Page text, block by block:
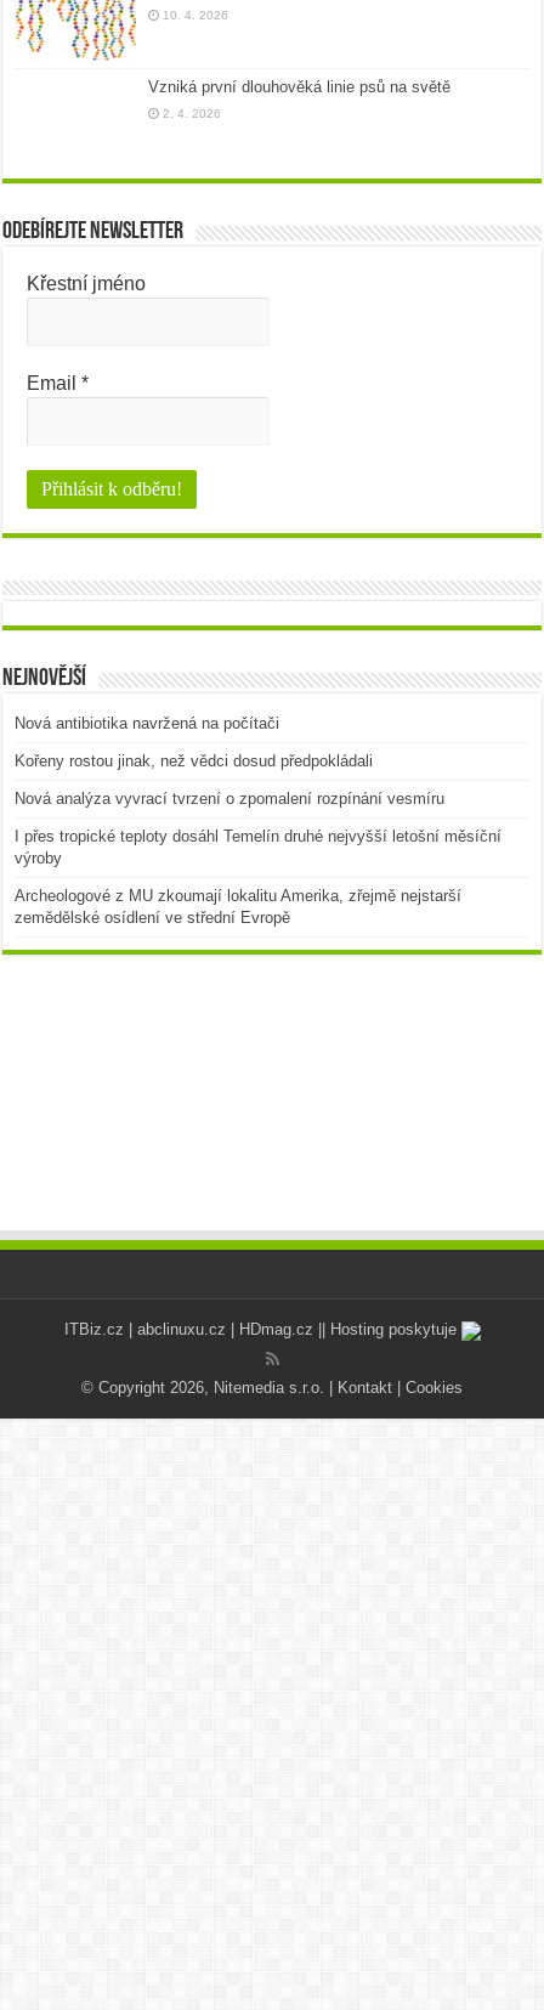
10. 4. 2026
Vzniká první dlouhověká linie psů na světě
2. 4. 2026
Odebírejte newsletter
Křestní jméno
Email*
Nejnovější
Nová antibiotika navržená na počítači
Kořeny rostou jinak, než vědci dosud předpokládali
Nová analýza vyvrací tvrzení o zpomalení rozpínání vesmíru
I přes tropické teploty dosáhl Temelín druhé nejvyšší letošní měsíční
výroby
Archeologové z MU zkoumají lokalitu Amerika, zřejmě nejstarší
zemědělské osídlení ve střední Evropě
ITBiz.cz abclinuxu.cz HDmag.cz || Hosting poskytuje
© Copyright 2026, Nitemedia s.r.o. | Kontakt Cookies